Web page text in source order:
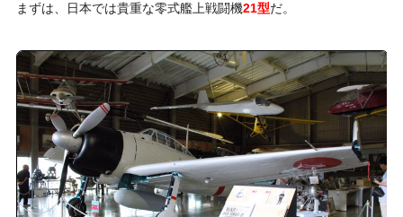
まずは、日本では貴重な零式艦上戦闘機21型だ。